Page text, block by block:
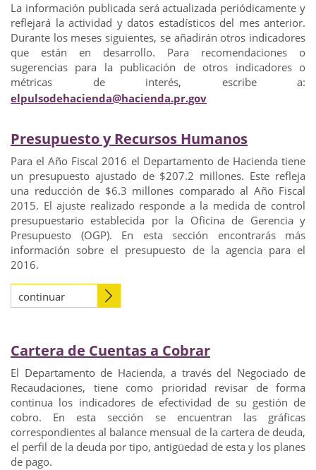
La información publicada será actualizada periódicamente y
reflejará la actividad y datos estadísticos del mes anterior.
Durante los meses siguientes, se añadirán otros indicadores
que están en desarrollo. Para recomendaciones o
sugerencias para la publicación de otros indicadores o
métricas de interés, escribe a:
elpulsodehacienda@hacienda.pr.gov
Presupuesto y Recursos Humanos
continuar
Para el Año Fiscal 2016 el Departamento de Hacienda tiene
un presupuesto ajustado de $207.2 millones. Este refleja
una reducción de $6.3 millones comparado al Año Fiscal
2015. El ajuste realizado responde a la medida de control
presupuestario establecida por la Oficina de Gerencia y
Presupuesto (OGP). En esta sección encontrarás más
información sobre el presupuesto de la agencia para el
2016.
Cartera de Cuentas a Cobrar
El Departamento de Hacienda, a través del Negociado de
Recaudaciones, tiene como prioridad revisar de forma
continua los indicadores de efectividad de su gestión de
cobro. En esta sección se encuentran las gráficas
correspondientes al balance mensual de la cartera de deuda,
el perfil de la deuda por tipo, antigüedad de esta y los planes
de pago.